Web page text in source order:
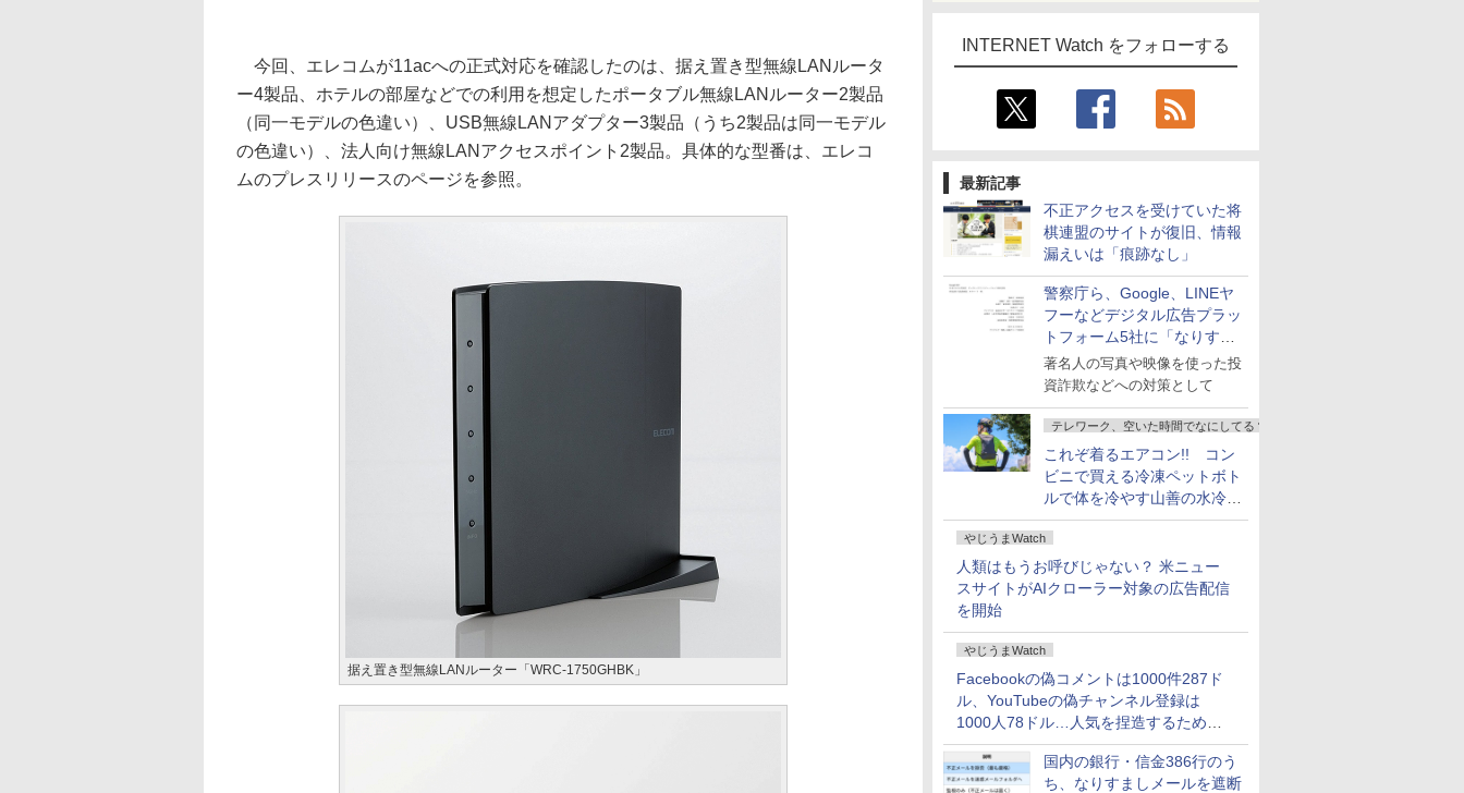
INTERNET Watch をフォローする
最新記事
不正アクセスを受けていた将
棋連盟のサイトが復旧、情報
漏えいは「痕跡なし」
警察庁ら、Google、LINEヤ
フーなどデジタル広告プラッ
トフォーム5社に「なりすま
し詐欺広告」対策強化を要請
著名人の写真や映像を使った投
資詐欺などへの対策として
テレワーク、空いた時間でなにしてる？
これぞ着るエアコン!! コン
ビニで買える冷凍ペットボト
ルで体を冷やす山善の水冷ベ
ストがロードバイクにちょう
どいい【ぼっち・ざ・ろー
ど！その14】
やじうまWatch
人類はもうお呼びじゃない？ 米ニュー
スサイトがAIクローラー対象の広告配信
を開始
やじうまWatch
Facebookの偽コメントは1000件287ド
ル、YouTubeの偽チャンネル登録は
1000人78ドル…人気を捏造するための
価格リストが公開中
国内の銀行・信金386行のう
ち、なりすましメールを遮断
今回、エレコムが11acへの正式対応を確認したのは、据え置き型無線LANルータ
ー4製品、ホテルの部屋などでの利用を想定したポータブル無線LANルーター2製品
（同一モデルの色違い）、USB無線LANアダプター3製品（うち2製品は同一モデル
の色違い）、法人向け無線LANアクセスポイント2製品。具体的な型番は、エレコ
ムのプレスリリースのページを参照。
据え置き型無線LANルーター「WRC-1750GHBK」